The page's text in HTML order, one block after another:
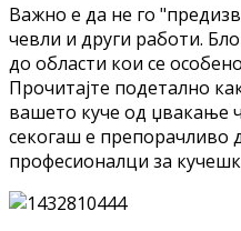
Важно е да не го
чевли и други работи.
до области кои се
Прочитајте подетално
вашето куче од џвакање
секогаш е препорачливо
професионалци за